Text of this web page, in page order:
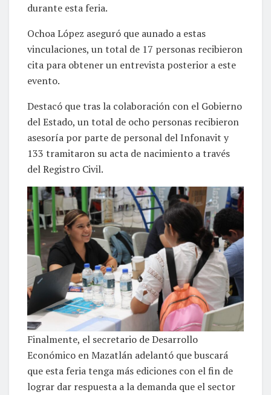
durante esta feria.
Ochoa López aseguró que aunado a estas
vinculaciones, un total de 17 personas recibieron
cita para obtener un entrevista posterior a este
evento.
Destacó que tras la colaboración con el Gobierno
del Estado, un total de ocho personas recibieron
asesoría por parte de personal del Infonavit y
133 tramitaron su acta de nacimiento a través
del Registro Civil.
Finalmente, el secretario de Desarrollo
Económico en Mazatlán adelantó que buscará
que esta feria tenga más ediciones con el fin de
lograr dar respuesta a la demanda que el sector